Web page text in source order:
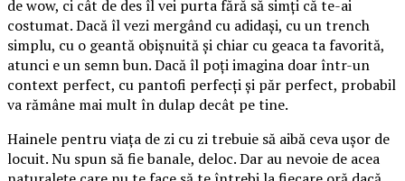
de wow, ci cât de des îl vei purta fără să simți că te-ai
costumat. Dacă îl vezi mergând cu adidași, cu un trench
simplu, cu o geantă obișnuită și chiar cu geaca ta favorită,
atunci e un semn bun. Dacă îl poți imagina doar într-un
context perfect, cu pantofi perfecți și păr perfect, probabil
va rămâne mai mult în dulap decât pe tine.
Hainele pentru viața de zi cu zi trebuie să aibă ceva ușor de
locuit. Nu spun să fie banale, deloc. Dar au nevoie de acea